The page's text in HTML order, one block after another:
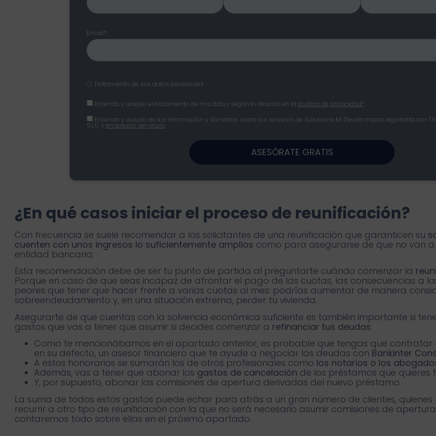
Email*
ⓘ Tratamiento de sus datos personales
Entiendo y acepto el tratamiento de mis datos según lo descrito en la política de privacidad*
Entiendo y acepto recibir información y llamadas sobre los servicios de Soluciona Mi Deuda marca registrada por
S.L.U. y empresas del grupo
ASESÓRATE GRATIS
¿En qué casos iniciar el proceso de reunificación?
Con frecuencia se suele recomendar a los solicitantes de una reunificación que garanticen su
cuenten con unos ingresos lo suficientemente amplios como para asegurarse de que no van
entidad bancaria.
Esta recomendación debe de ser tu punto de partida al preguntarte cuándo comenzar la
Porque en caso de que seas incapaz de afrontar el pago de las cuotas, las consecuencias a
peores que tener que hacer frente a varias cuotas al mes: podrías aumentar de manera
sobreendeudamiento y, en una situación extrema, perder tu vivienda.
Asegurarte de que cuentas con la solvencia económica suficiente es también importante si
gastos que vas a tener que asumir si decides comenzar a refinanciar tus deudas:
Como te mencionábamos en el apartado anterior, es probable que tengas que
en su defecto, un asesor financiero que te ayude a negociar las deudas con Bankinter
A estos honorarios se sumarán los de otros profesionales como los notarios o los
Además, vas a tener que abonar los gastos de cancelación de los préstamos que quieres
Y, por supuesto, abonar las comisiones de apertura derivadas del nuevo préstamo.
La suma de todos estos gastos puede echar para atrás a un gran número de clientes,
recurrir a otro tipo de reunificación con la que no será necesario asumir comisiones de
contaremos todo sobre ellas en el próximo apartado.